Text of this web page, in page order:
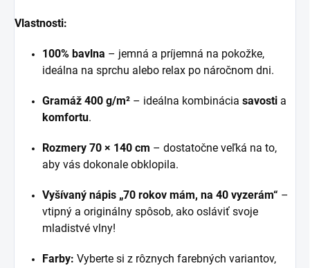
Vlastnosti:
100% bavlna – jemná a príjemná na pokožke,
ideálna na sprchu alebo relax po náročnom dni.
Gramáž 400 g/m² – ideálna kombinácia savosti a
komfortu.
Rozmery 70 × 140 cm – dostatočne veľká na to,
aby vás dokonale obklopila.
Vyšívaný nápis „70 rokov mám, na 40 vyzerám“ –
vtipný a originálny spôsob, ako osláviť svoje
mladistvé vlny!
Farby: Vyberte si z rôznych farebných variantov,